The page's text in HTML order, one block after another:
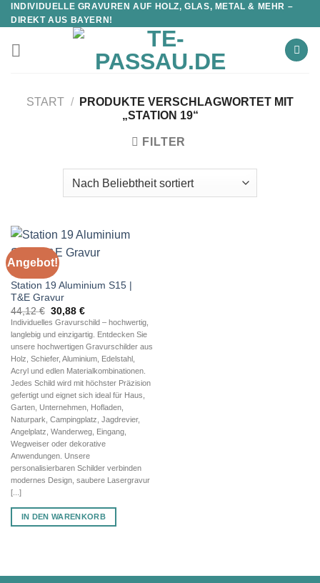
INDIVIDUELLE GRAVUREN AUF HOLZ, GLAS, METAL & MEHR –
DIREKT AUS BAYERN!
START /
PRODUKTE VERSCHLAGWORTET MIT
„STATION 19“
FILTER
Angebot!
STATIONEN
Station 19 Aluminium S15 |
T&E Gravur
44,12€ Ursprünglicher
Preis
war:
44,12 €
30,88 €Aktueller
Preis
ist:
30,88 €.
Individuelles Gravurschild – hochwertig,
langlebig und einzigartig. Entdecken Sie
unsere hochwertigen Gravurschilder aus
Holz, Schiefer, Aluminium, Edelstahl,
Acryl und edlen Materialkombinationen.
Jedes Schild wird mit höchster Präzision
gefertigt und eignet sich ideal für Haus,
Garten, Unternehmen, Hofladen,
Naturpark, Campingplatz, Jagdrevier,
Angelplatz, Wanderweg, Eingang,
Wegweiser oder dekorative
Anwendungen. Unsere
personalisierbaren Schilder verbinden
modernes Design, saubere Lasergravur
[...]
IN DEN WARENKORB